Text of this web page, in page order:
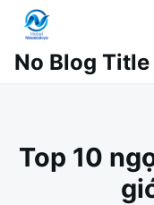
Nhảy
nội
Tìm
kiếm
cho:
No Blog Title
Top 10